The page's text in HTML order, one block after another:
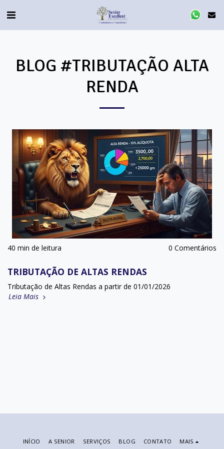
BLOG #TRIBUTAÇÃO ALTA
RENDA
40 min de leitura 0 Comentários
TRIBUTAÇÃO DE ALTAS RENDAS
Tributação de Altas Rendas a partir de 01/01/2026
Leia Mais
INÍCIO A SENIOR SERVIÇOS BLOG CONTATO MAIS